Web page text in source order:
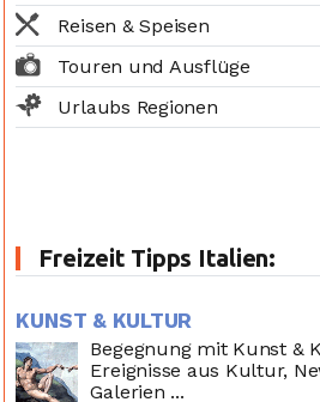
Reisen & Speisen
Touren und Ausflüge
Urlaubs Regionen
Freizeit Tipps Italien:
KUNST & KULTUR
Begegnung mit Kunst &
Ereignisse aus Kultur,
Galerien ...